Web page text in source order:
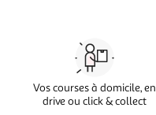
Vos courses à domicile, en
drive ou click & collect